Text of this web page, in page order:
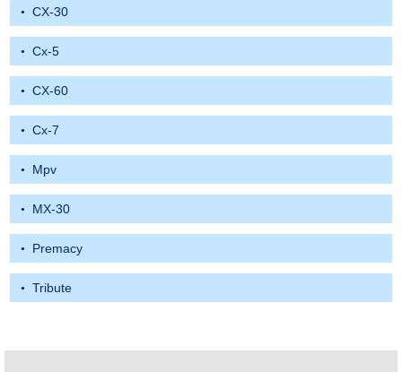
CX-30
Cx-5
CX-60
Cx-7
Mpv
MX-30
Premacy
Tribute